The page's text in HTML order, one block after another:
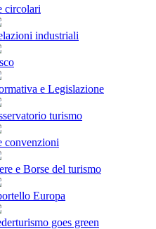
circolari
industriali
e Legislazione
turismo
convenzioni
e Borse del turismo
Europa
goes green